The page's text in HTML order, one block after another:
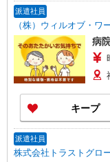
派遣社員
（株）ウィルオブ・
病
キープ
派遣社員
株式会社トラストグ